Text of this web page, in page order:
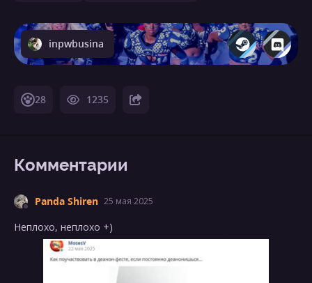
inpwbusina
28 1235
Комментарии
Panda Shiren 25 мая 2025
Неплохо, неплохо +)